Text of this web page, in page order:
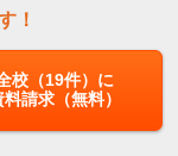
！
校（19件）に
料請求（無料）